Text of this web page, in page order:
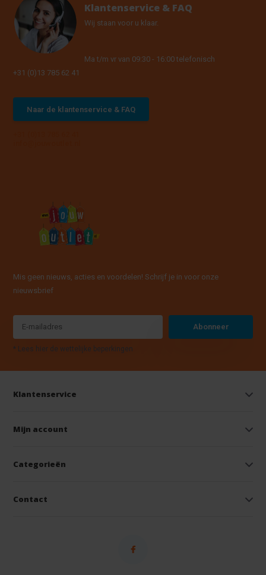
Klantenservice & FAQ
Wij staan voor u klaar.
Ma t/m vr van 09:30 - 16:00 telefonisch
+31 (0)13 785 62 41
Naar de klantenservice & FAQ
Mis geen nieuws, acties en voordelen! Schrijf je in voor onze
nieuwsbrief
Abonneer
* Lees hier de wettelijke beperkingen
Klantenservice
Mijn account
Categorieën
Contact